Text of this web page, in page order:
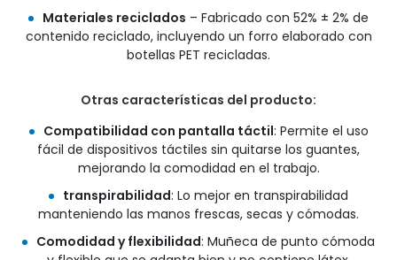
Materiales reciclados – Fabricado con 52% ± 2% de
contenido reciclado, incluyendo un forro elaborado con
botellas PET recicladas.
Otras características del producto:
Compatibilidad con pantalla táctil: Permite el uso
fácil de dispositivos táctiles sin quitarse los guantes,
mejorando la comodidad en el trabajo.
transpirabilidad: Lo mejor en transpirabilidad
manteniendo las manos frescas, secas y cómodas.
Comodidad y flexibilidad: Muñeca de punto cómoda